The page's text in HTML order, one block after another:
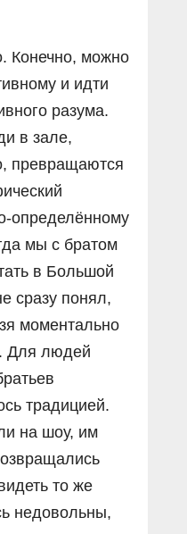
Конечно, можно
и идти
разума.
в зале,
превращаются
определённому
мы с братом
в Большой
сразу понял,
моментально
Для людей
традицией.
на шоу, им
то же
недовольны,